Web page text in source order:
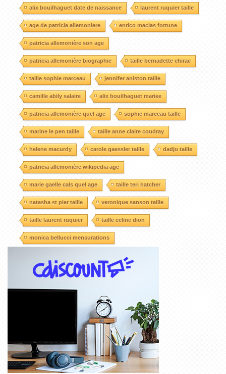
alix bouilhaguet date de naissance laurent ruquier taille
age de patricia allemoniere enrico macias fortune
patricia allemonière son age
patricia allemonière biographie taille bernadette chirac
taille sophie marceau jennifer aniston taille
camille abily salaire alix bouilhaguet mariee
patricia allemonière quel age sophie marceau taille
marine le pen taille taille anne claire coudray
helene macurdy carole gaessler taille dadju taille
patricia allemonière wikipedia age
marie gaelle cals quel age taille teri hatcher
natasha st pier taille veronique sanson taille
taille laurent ruquier taille celine dion
monica bellucci mensurations